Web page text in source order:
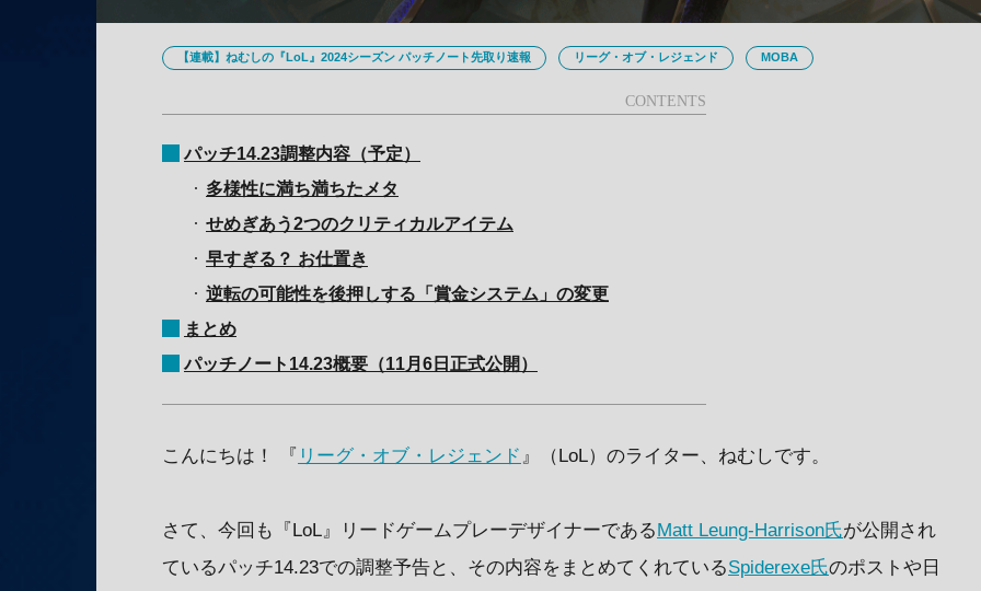
【連載】ねむしの『LoL』2024シーズン パッチノート先取り速報 リーグ・オブ・レジェンド MOBA
パッチ14.23調整内容（予定）
多様性に満ち満ちたメタ
せめぎあう2つのクリティカルアイテム
早すぎる？ お仕置き
逆転の可能性を後押しする「賞金システム」の変更
まとめ
パッチノート14.23概要（11月6日正式公開）
こんにちは！ 『 リーグ・オブ・レジェンド 』（LoL）のライター、ねむしです。
さて、今回も『LoL』リードゲームプレーデザイナーであるMatt Leung-Harrison氏が公開され
ているパッチ14.23での調整予告と、その内容をまとめてくれているSpiderexe氏のポストや日